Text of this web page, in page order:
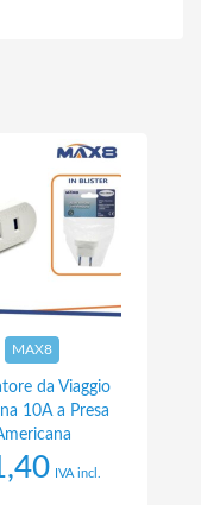
MAX8
da Viaggio
10A a Presa
IVA incl.